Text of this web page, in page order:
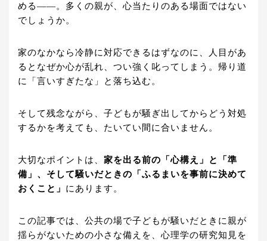
める――。多くの親が、心当たりのある場面ではない
でしょうか。
家のなかなら冷静に対応できるはずなのに、人目があ
るとなぜか心が乱れ、つい強く叱ってしまう。帰り道
に「言いすぎたな」と落ち込む。
そして残念ながら、子どもが騒ぎ出してからどう対処
するかを考えても、たいてい間に合いません。
大切なポイントは、 家を出る前の「心構え」と「準
備」、そして騒いだときの「ふるまいを事前に決めて
おくこと」 にあります。
この記事では、公共の場で子どもが騒いだときに親が
揺らがないための小さな備えを、心理学の研究知見を